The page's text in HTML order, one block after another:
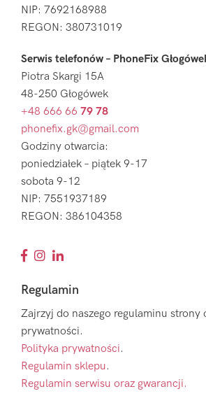
NIP: 7692168988
REGON: 380731019
Serwis telefonów – PhoneFix
Piotra Skargi 15A
48-250 Głogówek
+48 666 66 79 78
phonefix.gk@gmail.com
Godziny otwarcia:
poniedziałek – piątek 9-17
sobota 9-12
NIP: 7551937189
REGON: 386104358
Regulamin
Zajrzyj do naszego regulaminu strony
prywatności.
Polityka prywatności.
Regulamin sklepu.
Regulamin serwisu oraz gwarancji.